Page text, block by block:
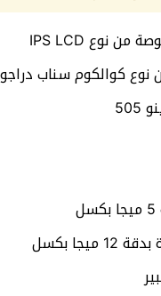
كوالكوم سناب دراجون
ميجا بكسل